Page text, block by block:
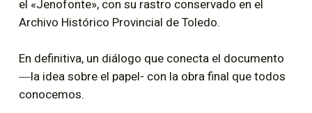
el «Jenofonte», con su rastro conservado en el
Archivo Histórico Provincial de Toledo.
En definitiva, un diálogo que conecta el documento
―la idea sobre el papel- con la obra final que todos
conocemos.